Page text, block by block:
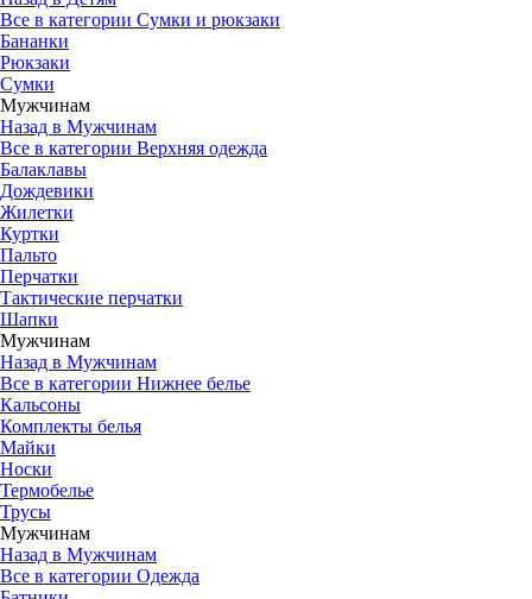
Все в категории Сумки и рюкзаки
Бананки
Рюкзаки
Сумки
Мужчинам
Назад в Мужчинам
Все в категории Верхняя одежда
Балаклавы
Дождевики
Жилетки
Куртки
Пальто
Перчатки
Тактические перчатки
Шапки
Мужчинам
Назад в Мужчинам
Все в категории Нижнее белье
Кальсоны
Комплекты белья
Майки
Носки
Термобелье
Трусы
Мужчинам
Назад в Мужчинам
Все в категории Одежда